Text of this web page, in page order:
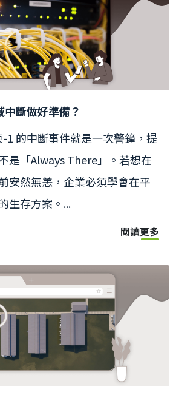
中斷做好準備？
-1 的中斷事件就是一次警鐘，提
是「Always There」。若想在
安然無恙，企業必須學會在平
生存方案。...
閱讀更多